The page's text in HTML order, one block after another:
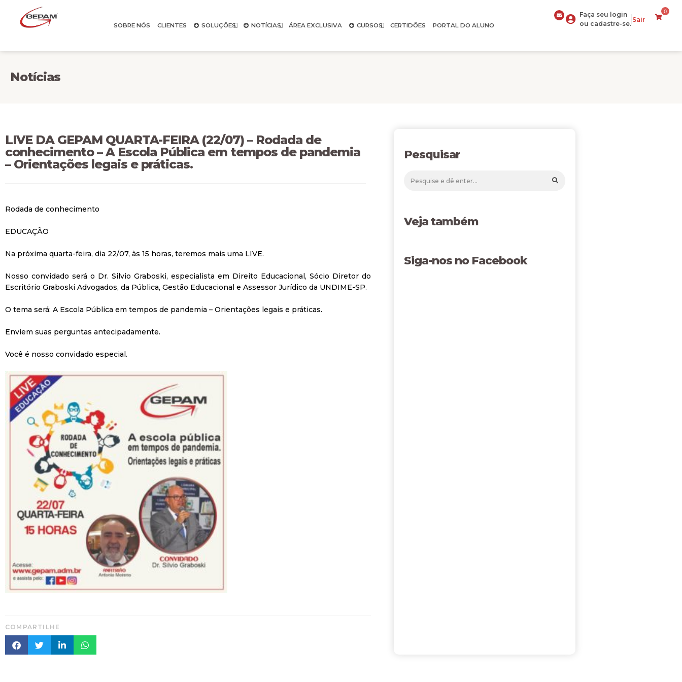
SOBRE NÓS CLIENTES SOLUÇÕES NOTÍCIAS ÁREA EXCLUSIVA CURSOS CERTIDÕES PORTAL DO ALUNO
Faça seu login
ou cadastre-se.
Sair
0
Notícias
LIVE DA GEPAM QUARTA-FEIRA (22/07) – Rodada de
conhecimento – A Escola Pública em tempos de pandemia
– Orientações legais e práticas.
Rodada de conhecimento
EDUCAÇÃO
Na próxima quarta-feira, dia 22/07, às 15 horas, teremos mais uma LIVE.
Nosso convidado será o Dr. Silvio Graboski, especialista em Direito Educacional, Sócio Diretor do
Escritório Graboski Advogados, da Pública, Gestão Educacional e Assessor Jurídico da UNDIME-SP.
O tema será: A Escola Pública em tempos de pandemia – Orientações legais e práticas.
Enviem suas perguntas antecipadamente.
Você é nosso convidado especial.
COMPARTILHE
Pesquisar
Veja também
Siga-nos no Facebook